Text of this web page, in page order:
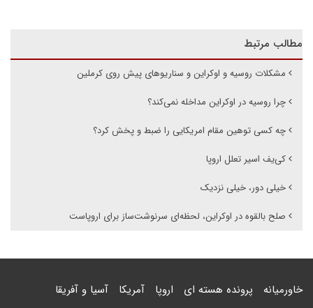
مطالب مرتبط
مشکلات روسیه و اوکراین و سناریوهای پیش روی کرملین
چرا روسیه در اوکراین مداخله نمی‌کند؟
چه کسی توهین مقام امریکایی را ضبط و پخش کرد؟
کی‌یف اسیر تعلل اروپا
خیلی دور، خیلی نزدیک
صلح بالقوه در اوکراین، لحظه‌ای سرنوشت‌ساز برای اروپاست
خاورمیانه پرونده هسته ای اروپا آمریکا آسیا و آفریقا